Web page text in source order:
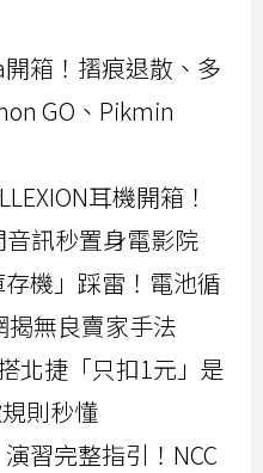
箱！摺痕退散、多
GO、Pikmin
耳機開箱！
訊秒置身電影院
機」踩雷！電池循
無良賣家手法
北捷「只扣1元」是
則秒懂
習完整指引！NCC